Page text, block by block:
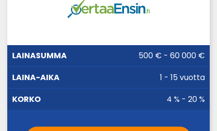
LAINASUMMA KORKO500 € - 60 000 €
1 - 15 vuotta
4 % - 20 %